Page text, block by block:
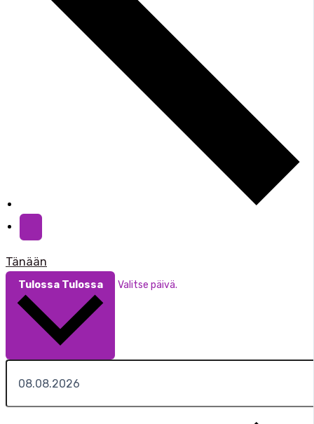
Tänään
Tulossa Tulossa Valitse päivä.